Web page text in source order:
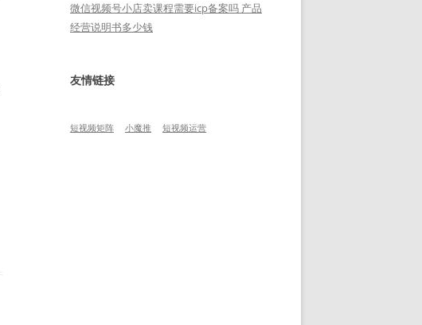
微信视频号小店卖课程需要icp备案吗 产品
经营说明书多少钱
友情链接
短视频矩阵 小魔推 短视频运营